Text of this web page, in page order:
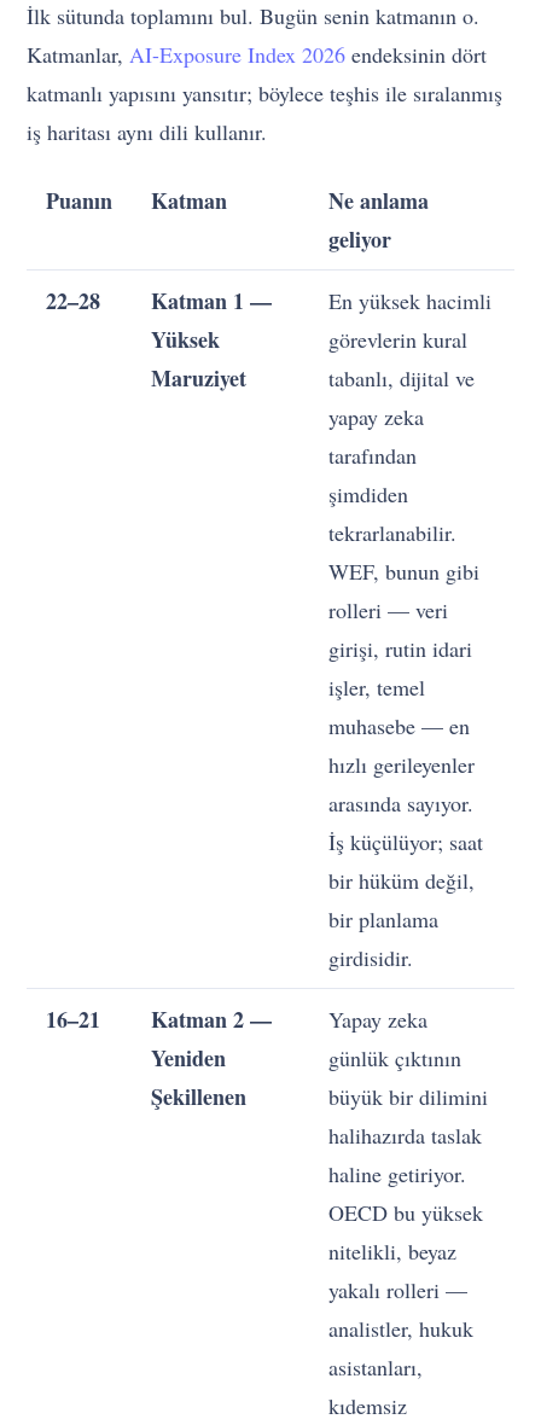
İlk sütunda toplamını bul. Bugün senin katmanın o.
Katmanlar,AI-Exposure Index 2026 endeksinin dört
katmanlı yapısını yansıtır; böylece teşhis ile sıralanmış
iş haritası aynı dili kullanır.
Puanın Katman
Ne anlama
geliyor
22–28
Katman 1 —
Yüksek
Maruziyet
En yüksek hacimli
görevlerin kural
tabanlı, dijital ve
yapay zeka
tarafından
şimdiden
tekrarlanabilir.
WEF, bunun gibi
rolleri — veri
girişi, rutin idari
işler, temel
muhasebe — en
hızlı gerileyenler
arasında sayıyor.
İş küçülüyor; saat
bir hüküm değil,
bir planlama
girdisidir.
16–21
Katman 2 —
Yeniden
Şekillenen
Yapay zeka
günlük çıktının
büyük bir dilimini
halihazırda taslak
haline getiriyor.
OECD bu yüksek
nitelikli, beyaz
yakalı rolleri —
analistler, hukuk
asistanları,
kıdemsiz